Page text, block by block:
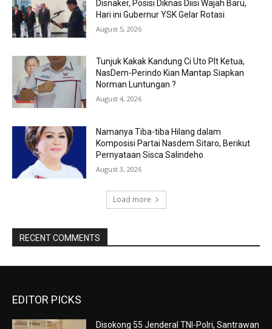
Disnaker, Posisi Diknas Diisi Wajah Baru,
Hari ini Gubernur YSK Gelar Rotasi
August 5, 2026
Tunjuk Kakak Kandung Ci Uto Plt Ketua,
NasDem-Perindo Kian Mantap Siapkan
Norman Luntungan ?
August 4, 2026
Namanya Tiba-tiba Hilang dalam
Komposisi Partai Nasdem Sitaro, Berikut
Pernyataan Sisca Salindeho
August 3, 2026
Load more
RECENT COMMENTS
EDITOR PICKS
Disokong 55 Jenderal TNI-Polri, Santrawan